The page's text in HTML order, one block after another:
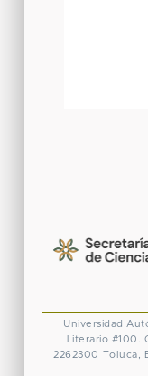
Universidad
Literario #100.
2262300 Toluca,